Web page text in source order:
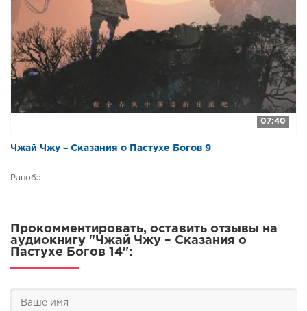
07:40
Чжай Чжу – Сказания о Пастухе Богов 9
Ранобэ
Прокомментировать, оставить отзывы на
аудиокнигу "Чжай Чжу – Сказания о
Пастухе Богов 14":